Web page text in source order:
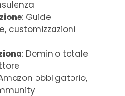
: Guide
customizzazioni
: Dominio totale
obbligatorio,